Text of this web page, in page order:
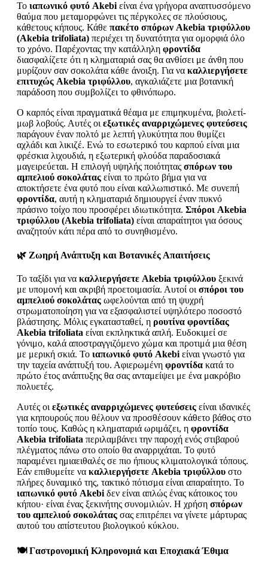
Το ιαπωνικό φυτό Akebi είναι ένα γρήγορα αναπτυσσόμενο
θαύμα που μεταμορφώνει τις πέργκολες σε πλούσιους,
κάθετους κήπους. Κάθε πακέτο σπόρων Akebia τριφύλλου
(Akebia trifoliata) περιέχει τη δυνατότητα για ομορφιά όλο
το χρόνο. Παρέχοντας την κατάλληλη φροντίδα
διασφαλίζετε ότι η κληματαριά σας θα ανθίσει με άνθη που
μυρίζουν σαν σοκολάτα κάθε άνοιξη. Για να καλλιεργήσετε
επιτυχώς Akebia τριφύλλου, αγκαλιάζετε μια βοτανική
παράδοση που συμβολίζει το φθινόπωρο.
Ο καρπός είναι πραγματικά θέαμα με επιμηκυμένα, βιολετί-
μωβ λοβούς. Αυτές οι εξωτικές αναρριχώμενες φυτεύσεις
παράγουν έναν πολτό με λεπτή γλυκύτητα που θυμίζει
αχλάδι και λικιζέ. Ενώ το εσωτερικό του καρπού είναι μια
φρέσκια λιχουδιά, η εξωτερική φλούδα παραδοσιακά
μαγειρεύεται. Η επιλογή υψηλής ποιότητας σπόρων του
αμπελιού σοκολάτας είναι το πρώτο βήμα για να
αποκτήσετε ένα φυτό που είναι καλλωπιστικό. Με συνεπή
φροντίδα, αυτή η κληματαριά δημιουργεί έναν πυκνό
πράσινο τοίχο που προσφέρει ιδιωτικότητα. Σπόροι Akebia
τριφύλλου (Akebia trifoliata) είναι απαραίτητοι για όσους
αναζητούν κάτι πέρα από το συνηθισμένο.
🌿 Ζωηρή Ανάπτυξη και Βοτανικές Απαιτήσεις
Το ταξίδι για να καλλιεργήσετε Akebia τριφύλλου ξεκινά
με υπομονή και ακριβή προετοιμασία. Αυτοί οι σπόροι του
αμπελιού σοκολάτας ωφελούνται από τη ψυχρή
στρωματοποίηση για να εξασφαλιστεί υψηλότερο ποσοστό
βλάστησης. Μόλις εγκατασταθεί, η ρουτίνα φροντίδας
Akebia trifoliata είναι εκπληκτικά απλή. Ευδοκιμεί σε
γόνιμο, καλά αποστραγγιζόμενο χώμα και προτιμά μια θέση
με μερική σκιά. Το ιαπωνικό φυτό Akebi είναι γνωστό για
την ταχεία ανάπτυξή του. Αφιερωμένη φροντίδα κατά το
πρώτο έτος ανάπτυξης θα σας ανταμείψει με ένα μακρόβιο
πολυετές.
Αυτές οι εξωτικές αναρριχώμενες φυτεύσεις είναι ιδανικές
για κηπουρούς που θέλουν να προσθέσουν κάθετο βάθος στο
τοπίο τους. Καθώς η κληματαριά ωριμάζει, η φροντίδα
Akebia trifoliata περιλαμβάνει την παροχή ενός στιβαρού
πλέγματος πάνω στο οποίο θα αναρριχάται. Το φυτό
παραμένει ημιαειθαλές σε πιο ήπιους κλιματολογικά τόπους.
Εάν επιθυμείτε να καλλιεργήσετε Akebia τριφύλλου στο
πλήρες δυναμικό της, τακτικό πότισμα είναι απαραίτητο. Το
ιαπωνικό φυτό Akebi δεν είναι απλώς ένας κάτοικος του
κήπου· είναι ένας ξεκινήτης συνομιλιών. Η χρήση σπόρων
του αμπελιού σοκολάτας σας επιτρέπει να γίνετε μάρτυρας
αυτού του απίστευτου βιολογικού κύκλου.
🍽️ Γαστρονομική Κληρονομιά και Εποχιακά Έθιμα